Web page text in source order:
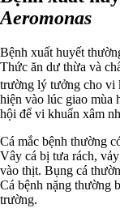
Aeromonas
Bệnh xuất huyết
Thức ăn dư thừa và
trường lý tưởng cho vi
hiện vào lúc giao mùa
hội để vi khuẩn xâm
Cá mắc bệnh thường
Vây cá bị tưa rách,
vào thịt. Bụng cá
Cá bệnh nặng thường
trường.